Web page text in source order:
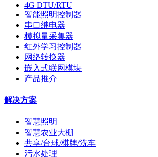
4G DTU/RTU
智能照明控制器
串口继电器
模拟量采集器
红外学习控制器
网络转换器
嵌入式联网模块
产品推介
解决方案
智慧照明
智慧农业大棚
共享/台球/棋牌/洗车
污水处理